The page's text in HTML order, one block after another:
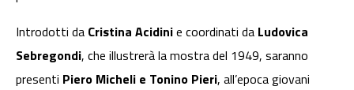
Introdotti da Cristina Acidinie coordinati da Ludovica
Sebregondi, che illustrerà la mostra del 1949, saranno
presenti Piero Micheli e Tonino Pieri, all’epoca giovani